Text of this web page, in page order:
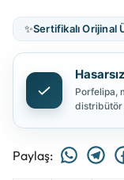
✨Sertifikalı Orijinal
Porfelipa,
distribütör
Paylaş: